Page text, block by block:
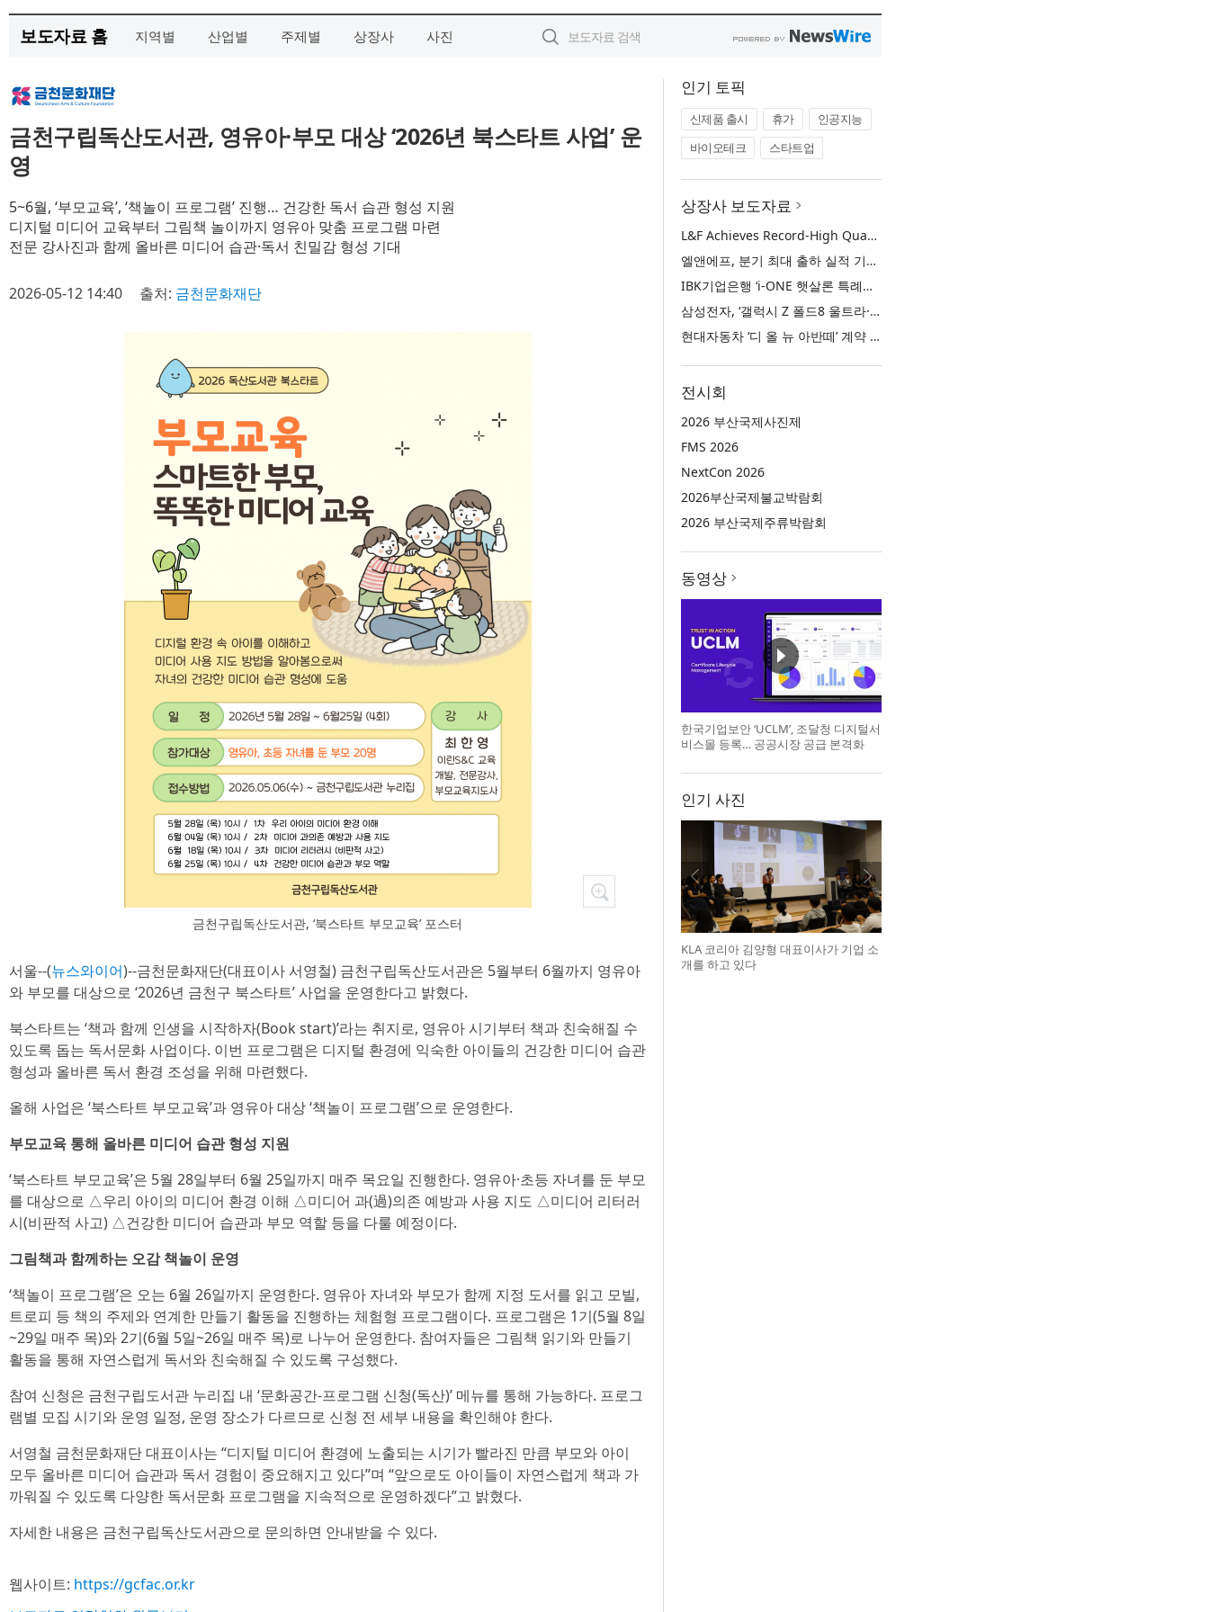
보도자료 홈 지역별 산업별 주제별 상장사 사진
금천구립독산도서관, 영유아·부모 대상 ‘2026년 북스타트 사업’ 운
영
5~6월, ‘부모교육’, ‘책놀이 프로그램’ 진행… 건강한 독서 습관 형성 지원
디지털 미디어 교육부터 그림책 놀이까지 영유아 맞춤 프로그램 마련
전문 강사진과 함께 올바른 미디어 습관·독서 친밀감 형성 기대
2026-05-12 14:40 출처: 금천문화재단
금천구립독산도서관, ‘북스타트 부모교육’ 포스터
서울--(뉴스와이어)--금천문화재단(대표이사 서영철) 금천구립독산도서관은 5월부터 6월까지 영유아
와 부모를 대상으로 ‘2026년 금천구 북스타트’ 사업을 운영한다고 밝혔다.
북스타트는 ‘책과 함께 인생을 시작하자(Book start)’라는 취지로, 영유아 시기부터 책과 친숙해질 수
있도록 돕는 독서문화 사업이다. 이번 프로그램은 디지털 환경에 익숙한 아이들의 건강한 미디어 습관
형성과 올바른 독서 환경 조성을 위해 마련했다.
올해 사업은 ‘북스타트 부모교육’과 영유아 대상 ‘책놀이 프로그램’으로 운영한다.
부모교육 통해 올바른 미디어 습관 형성 지원
‘북스타트 부모교육’은 5월 28일부터 6월 25일까지 매주 목요일 진행한다. 영유아·초등 자녀를 둔 부모
를 대상으로 △우리 아이의 미디어 환경 이해 △미디어 과(過)의존 예방과 사용 지도 △미디어 리터러
시(비판적 사고) △건강한 미디어 습관과 부모 역할 등을 다룰 예정이다.
그림책과 함께하는 오감 책놀이 운영
‘책놀이 프로그램’은 오는 6월 26일까지 운영한다. 영유아 자녀와 부모가 함께 지정 도서를 읽고 모빌,
트로피 등 책의 주제와 연계한 만들기 활동을 진행하는 체험형 프로그램이다. 프로그램은 1기(5월 8일
~29일 매주 목)와 2기(6월 5일~26일 매주 목)로 나누어 운영한다. 참여자들은 그림책 읽기와 만들기
활동을 통해 자연스럽게 독서와 친숙해질 수 있도록 구성했다.
참여 신청은 금천구립도서관 누리집 내 ‘문화공간-프로그램 신청(독산)’ 메뉴를 통해 가능하다. 프로그
램별 모집 시기와 운영 일정, 운영 장소가 다르므로 신청 전 세부 내용을 확인해야 한다.
서영철 금천문화재단 대표이사는 “디지털 미디어 환경에 노출되는 시기가 빨라진 만큼 부모와 아이
모두 올바른 미디어 습관과 독서 경험이 중요해지고 있다”며 “앞으로도 아이들이 자연스럽게 책과 가
까워질 수 있도록 다양한 독서문화 프로그램을 지속적으로 운영하겠다”고 밝혔다.
자세한 내용은 금천구립독산도서관으로 문의하면 안내받을 수 있다.
웹사이트: https://gcfac.or.kr
인기 토픽
신제품 출시 휴가
인공지능
바이오테크
스타트업
상장사 보도자료
L&F Achieves Record-High Quarterly Shipments, Begins LFP Supply for North American ESS in Q3 Advancing its Two-Track NCM and LFP Growth Strategy
엘앤에프, 분기 최대 출하 실적 기록… 3분기 북미 ESS향 LFP 공급 착수 NCM+LFP ‘2-Track’ 성장 전략 실현
IBK기업은행 ‘i-ONE 햇살론 특례보증’ 출시
삼성전자, ‘갤럭시 Z 폴드8 울트라·폴드8·플립8’과 ‘갤럭시 워치 울트라2·워치9’ 국내 공식 출시
현대자동차 ‘디 올 뉴 아반떼’ 계약 첫날 1만 대 돌파
전시회
2026 부산국제사진제
FMS 2026
NextCon 2026
2026부산국제불교박람회
2026 부산국제주류박람회
동영상
한국기업보안 ‘UCLM’, 조달청 디지털서
비스몰 등록… 공공시장 공급 본격화
인기 사진
KLA 코리아 김양형 대표이사가 기업 소
개를 하고 있다